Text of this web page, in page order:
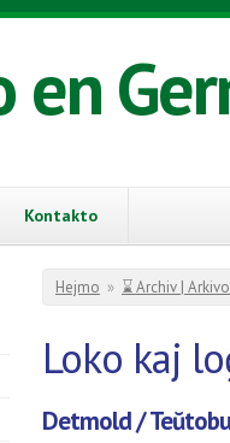
en
Kontakto
You are here
Hejmo » ⌛ Archiv | Arkivo
Loko kaj
Detmold /